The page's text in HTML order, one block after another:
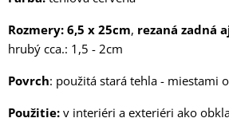
Rozmery: 6,5 x 25cm, rezaná zadná
hrubý cca.: 1,5 - 2cm
Povrch: použitá stará tehla - miestami
Použitie: v interiéri a exteriéri ako